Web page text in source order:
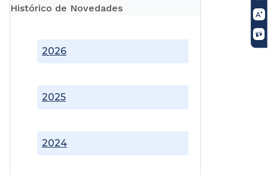
Histórico de Novedades
2024
2025
2026